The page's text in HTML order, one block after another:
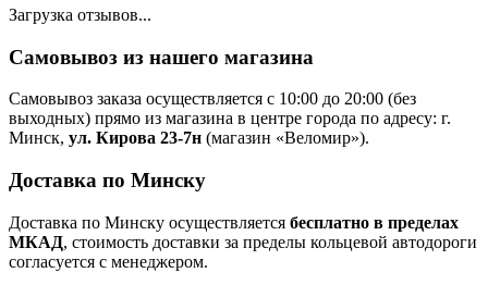
Загрузка отзывов...
Самовывоз из нашего магазина
Самовывоз заказа осуществляется с 10:00 до 20:00 (без
выходных) прямо из магазина в центре города по адресу: г.
Минск, ул. Кирова 23-7н (магазин «Веломир»).
Доставка по Минску
Доставка по Минску осуществляется бесплатно в пределах
МКАД, стоимость доставки за пределы кольцевой автодороги
согласуется с менеджером.